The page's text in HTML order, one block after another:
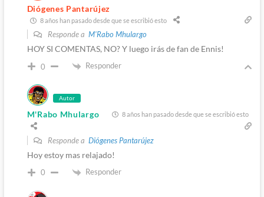
Diógenes Pantarújez
8 años han pasado desde que se escribió esto
Responde a M'Rabo Mhulargo
HOY SI COMENTAS, NO? Y luego irás de fan de Ennis!
0 Responder
Autor
M'Rabo Mhulargo 8 años han pasado desde que se escribió esto
Responde a Diógenes Pantarújez
Hoy estoy mas relajado!
0 Responder